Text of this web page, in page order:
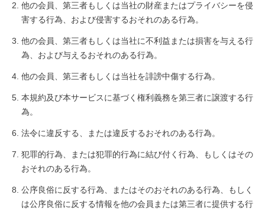
他の会員、第三者もしくは当社の財産またはプライバシーを侵
害する行為、および侵害するおそれのある行為。
他の会員、第三者もしくは当社に不利益または損害を与える行
為、および与えるおそれのある行為。
他の会員、第三者もしくは当社を誹謗中傷する行為。
本規約及び本サービスに基づく権利義務を第三者に譲渡する行
為。
法令に違反する、または違反するおそれのある行為。
犯罪的行為、または犯罪的行為に結び付く行為、もしくはその
おそれのある行為。
公序良俗に反する行為、またはそのおそれのある行為、もしく
は公序良俗に反する情報を他の会員または第三者に提供する行